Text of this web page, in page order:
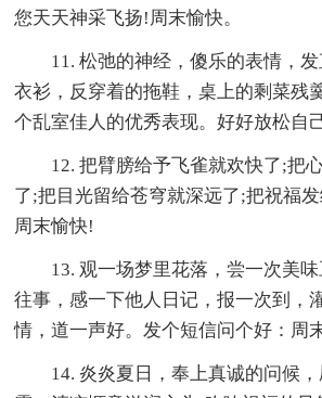
您天天神采飞扬!周末愉快。
11. 松弛的神经，傻乐的表情，
衣衫，反穿着的拖鞋，桌上的剩菜残
个乱室佳人的优秀表现。好好放松自
12. 把臂膀给予飞雀就欢快了;把
了;把目光留给苍穹就深远了;把祝福
周末愉快!
13. 观一场梦里花落，尝一次美
往事，感一下他人日记，报一次到，
情，道一声好。发个短信问个好：周
14. 炎炎夏日，奉上真诚的问候